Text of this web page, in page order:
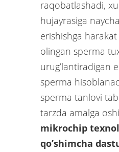
raqobatlashadi,
hujayrasiga
erishishga
olingan sperma
urug’lantiradigan
sperma
sperma tanlovi
tarzda amalga
mikrochip
qo’shimcha